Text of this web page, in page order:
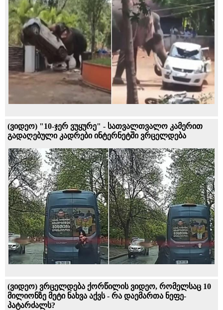
(ვიდეო) "10-ჯერ ვუყურე" - სათვალთვალო კამერით
გადაღებული კადრები ინტერნეტში ვრცელდება
(ვიდეო) ვრცელდება ქორწილის ვიდეო, რომელსაც 10
მილიონზე მეტი ნახვა აქვს - რა დაემართა ნეფე-
პატარძალს?